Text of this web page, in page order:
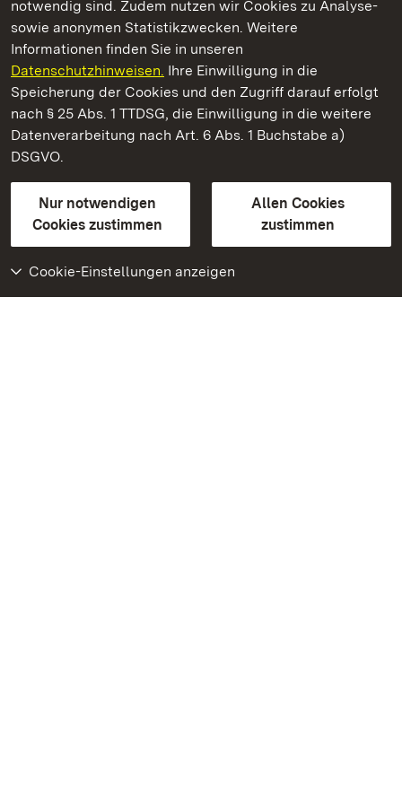
notwendig sind. Zudem nutzen wir Cookies zu Analyse-
sowie anonymen Statistikzwecken. Weitere
Informationen finden Sie in unseren
Datenschutzhinweisen. Ihre Einwilligung in die
Speicherung der Cookies und den Zugriff darauf erfolgt
nach § 25 Abs. 1 TTDSG, die Einwilligung in die weitere
Datenverarbeitung nach Art. 6 Abs. 1 Buchstabe a)
DSGVO.
Nur notwendigen
Cookies zustimmen
Allen Cookies
zustimmen
Cookie-Einstellungen anzeigen
Burg Alt-Eberstein
Staatliche Schlösser und Gärten Baden-Württemberg
Kontakt
GebärdenspracheLeichte Sprache
Erklärung zur Barrierefreiheit
BITV-konform (geprüfte Seiten)
Weiteres